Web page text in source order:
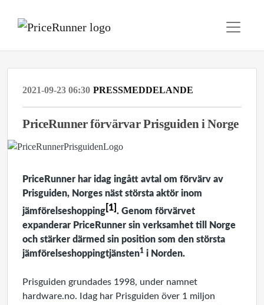
2021-09-23 06:30 PRESSMEDDELANDE
PriceRunner förvärvar Prisguiden i Norge
PriceRunner har idag ingått avtal om förvärv av
Prisguiden, Norges näst största aktör inom
jämförelseshopping [1] . Genom förvärvet
expanderar PriceRunner sin verksamhet till Norge
och stärker därmed sin position som den största
jämförelseshoppingtjänsten1 i Norden.
Prisguiden grundades 1998, under namnet
hardware.no. Idag har Prisguiden över 1 miljon